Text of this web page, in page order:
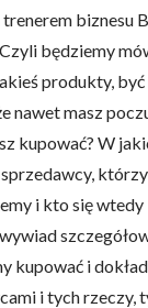
biznesu
będziemy
produkty, być
nawet masz
kupować? W
którzy
i kto się wtedy
kupować i
i tych rzeczy,